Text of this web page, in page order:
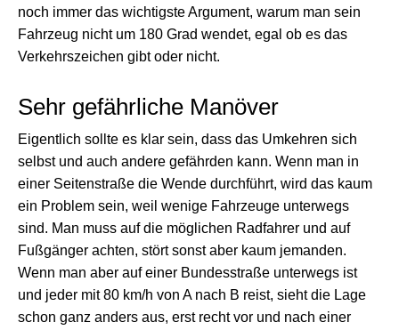
noch immer das wichtigste Argument, warum man sein
Fahrzeug nicht um 180 Grad wendet, egal ob es das
Verkehrszeichen gibt oder nicht.
Sehr gefährliche Manöver
Eigentlich sollte es klar sein, dass das Umkehren sich
selbst und auch andere gefährden kann. Wenn man in
einer Seitenstraße die Wende durchführt, wird das kaum
ein Problem sein, weil wenige Fahrzeuge unterwegs
sind. Man muss auf die möglichen Radfahrer und auf
Fußgänger achten, stört sonst aber kaum jemanden.
Wenn man aber auf einer Bundesstraße unterwegs ist
und jeder mit 80 km/h von A nach B reist, sieht die Lage
schon ganz anders aus, erst recht vor und nach einer